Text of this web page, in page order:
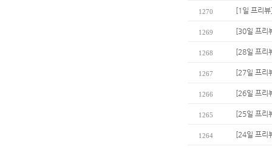
1270 [1일 프리
1269 [30일 프리
1268 [28일 프리
1267 [27일 프리
1266 [26일 프리
1265 [25일 프리
1264 [24일 프리